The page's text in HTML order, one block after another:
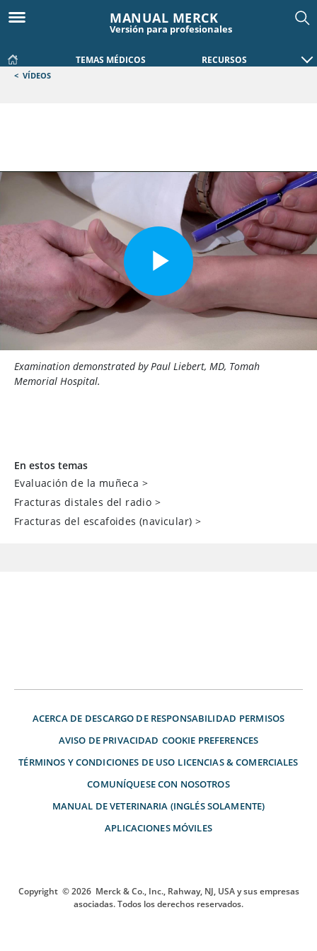
MANUAL MERCK
Versión para profesionales
TEMAS MÉDICOS RECURSOS
< VÍDEOS
Examination demonstrated by Paul Liebert, MD, Tomah
Memorial Hospital.
En estos temas
Evaluación de la muñeca >
Fracturas distales del radio >
Fracturas del escafoides (navicular) >
ACERCA DE DESCARGO DE RESPONSABILIDAD PERMISOS
AVISO DE PRIVACIDAD COOKIE PREFERENCES
TÉRMINOS Y CONDICIONES DE USO LICENCIAS & COMERCIALES
COMUNÍQUESE CON NOSOTROS
MANUAL DE VETERINARIA (INGLÉS SOLAMENTE)
APLICACIONES MÓVILES
Copyright © 2026 Merck & Co., Inc., Rahway, NJ, USA y sus empresas
asociadas. Todos los derechos reservados.